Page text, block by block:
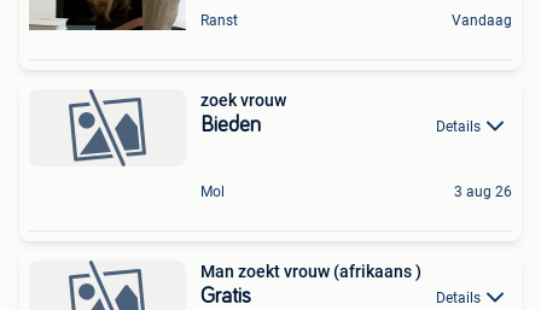
Ranst Vandaag
zoek vrouw
Bieden Details
Mol 3 aug 26
Man zoekt vrouw (afrikaans )
Gratis Details